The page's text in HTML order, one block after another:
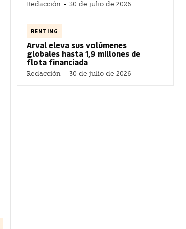
Redacción - 30 de julio de 2026
RENTING
Arval eleva sus volúmenes
globales hasta 1,9 millones de
flota financiada
Redacción - 30 de julio de 2026